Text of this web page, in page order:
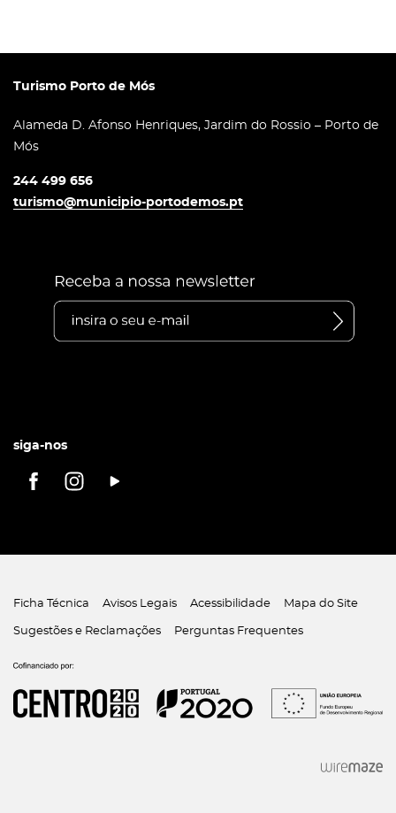
Turismo Porto de Mós
Alameda D. Afonso Henriques, Jardim do Rossio – Porto de
Mós
244 499 656
turismo@municipio-portodemos.pt
siga-nos
Ficha Técnica Avisos Legais Acessibilidade Mapa do Site
Sugestões e Reclamações Perguntas Frequentes